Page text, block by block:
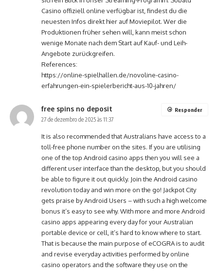
Casino offiziell online verfügbar ist, findest du die
neuesten Infos direkt hier auf Moviepilot. Wer die
Produktionen früher sehen will, kann meist schon
wenige Monate nach dem Start auf Kauf- und Leih-
Angebote zurückgreifen.
References:
https://online-spielhallen.de/novoline-casino-
erfahrungen-ein-spielerbericht-aus-10-jahren/
free spins no deposit
27 de dezembro de 2025 às 11:37
It is also recommended that Australians have access to a
toll-free phone number on the sites. If you are utilising
one of the top Android casino apps then you will see a
different user interface than the desktop, but you should
be able to figure it out quickly. Join the Android casino
revolution today and win more on the go! Jackpot City
gets praise by Android Users – with such a high welcome
bonus it’s easy to see why. With more and more Android
casino apps appearing every day for your Australian
portable device or cell, it’s hard to know where to start.
That is because the main purpose of eCOGRA is to audit
and revise everyday activities performed by online
casino operators and the software they use on the
Responder